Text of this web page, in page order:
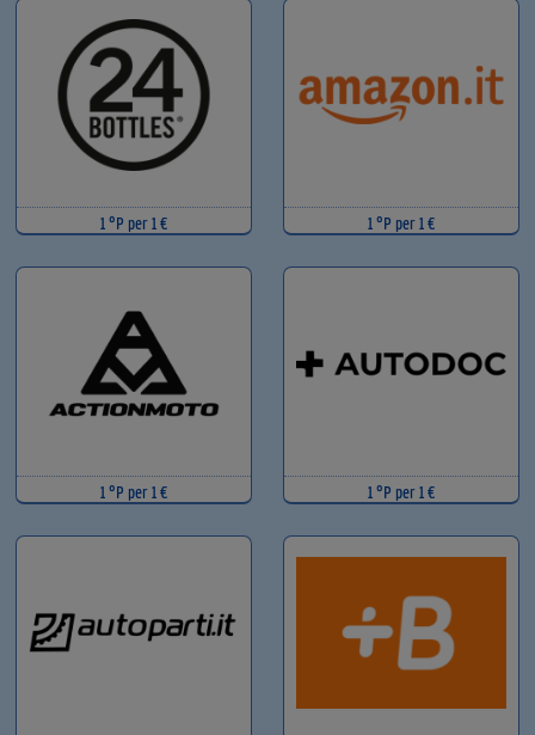
1 °P per 1 € 1 °P per 1 €
1 °P per 1 € 1 °P per 1 €